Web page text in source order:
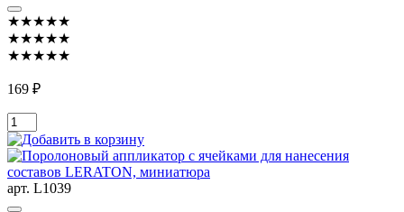
★★★★★
★★★★★
★★★★★
169 ₽
арт. L1039